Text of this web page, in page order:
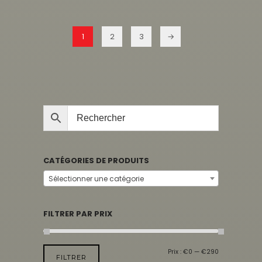
1 2 3 →
CATÉGORIES DE PRODUITS
Sélectionner une catégorie
FILTRER PAR PRIX
FILTRER
Prix : €0 — €290